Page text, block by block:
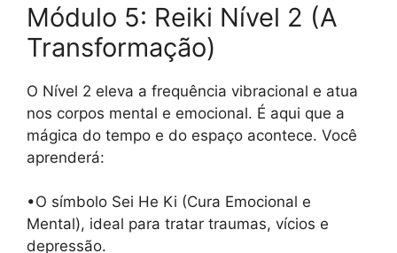
Módulo 5: Reiki Nível 2 (A
Transformação)
O Nível 2 eleva a frequência vibracional e atua
nos corpos mental e emocional. É aqui que a
mágica do tempo e do espaço acontece. Você
aprenderá:
•O símbolo Sei He Ki (Cura Emocional e
Mental), ideal para tratar traumas, vícios e
depressão.